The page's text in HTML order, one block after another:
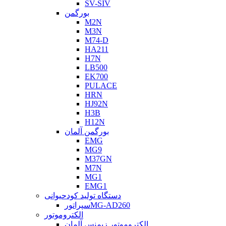
SV-SIV
بورگمن
M2N
M3N
M74-D
HA211
H7N
LB500
EK700
PULACE
HRN
HJ92N
H3B
H12N
بورگمن آلمان
EMG
MG9
M37GN
M7N
MG1
EMG1
دستگاه تولید کودحیوانی
سپراتورMG-AD260
الکتروموتور
الکتروموتور زیمنس آلمان